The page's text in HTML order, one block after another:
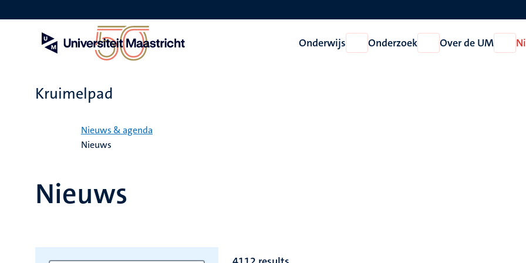
en
Onderwijs
Open
Onderwijs
Onderzoek
Open
Onderzoek
Over de UM
Open
Over
Kruimelpad
Nieuws & agenda
Nieuws
Nieuws